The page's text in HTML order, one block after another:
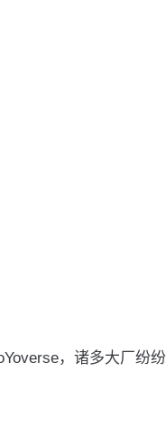
，诸多大厂纷纷